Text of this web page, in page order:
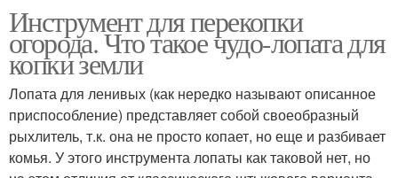
Инструмент для перекопки
огорода. Что такое чудо-лопата для
копки земли
Лопата для ленивых (как нередко называют описанное
приспособление) представляет собой своеобразный
рыхлитель, т.к. она не просто копает, но еще и разбивает
комья. У этого инструмента лопаты как таковой нет, но